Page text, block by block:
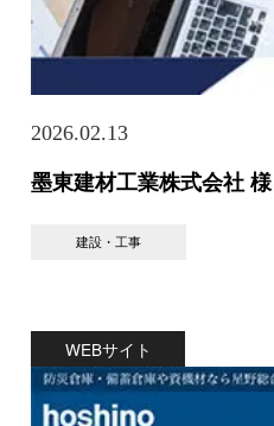
2026.02.13
墨東建材⼯業株式会社 様
建設・工事
WEBサイト